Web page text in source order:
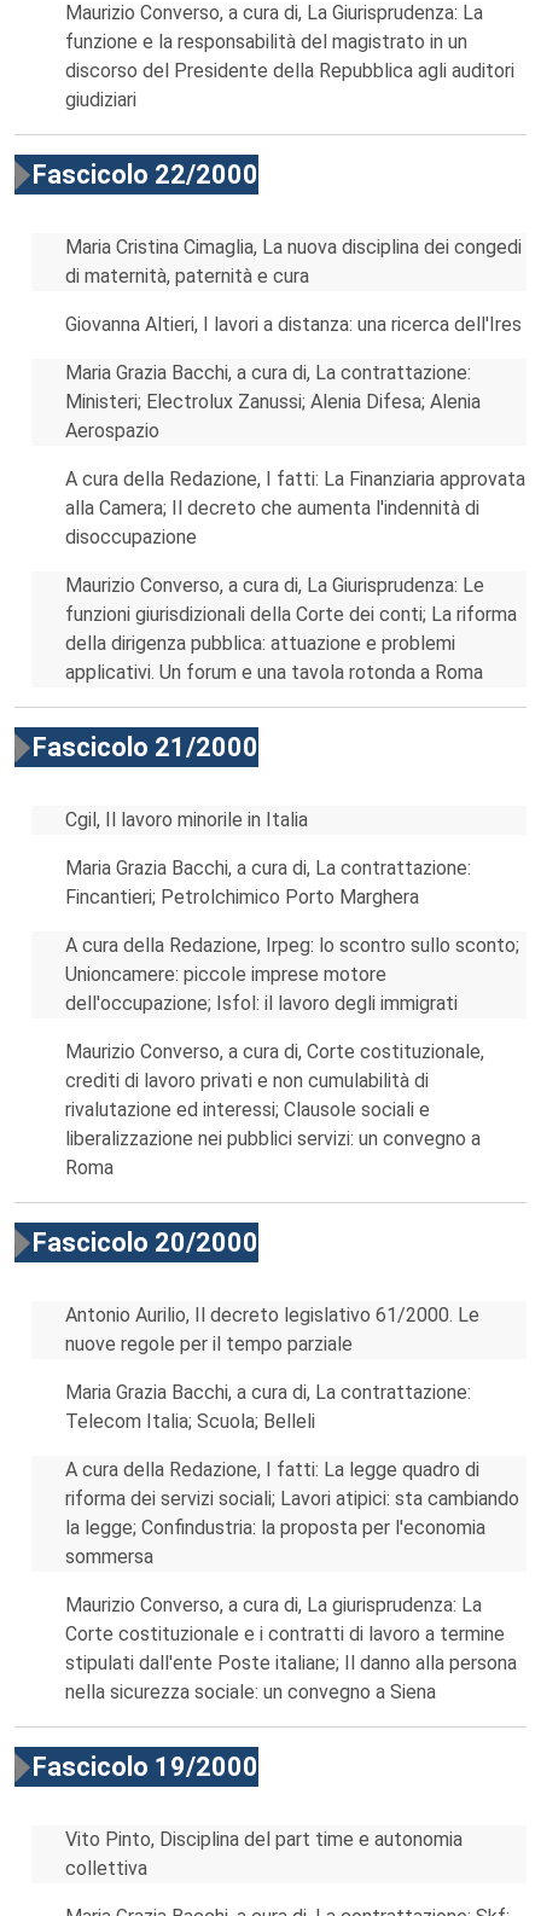
Maurizio Converso, a cura di, La Giurisprudenza: La
funzione e la responsabilità del magistrato in un
discorso del Presidente della Repubblica agli auditori
giudiziari
Fascicolo 22/2000
Maria Cristina Cimaglia, La nuova disciplina dei congedi
di maternità, paternità e cura
Giovanna Altieri, I lavori a distanza: una ricerca dell'Ires
Maria Grazia Bacchi, a cura di, La contrattazione:
Ministeri; Electrolux Zanussi; Alenia Difesa; Alenia
Aerospazio
A cura della Redazione, I fatti: La Finanziaria approvata
alla Camera; Il decreto che aumenta l'indennità di
disoccupazione
Maurizio Converso, a cura di, La Giurisprudenza: Le
funzioni giurisdizionali della Corte dei conti; La riforma
della dirigenza pubblica: attuazione e problemi
applicativi. Un forum e una tavola rotonda a Roma
Fascicolo 21/2000
Cgil, Il lavoro minorile in Italia
Maria Grazia Bacchi, a cura di, La contrattazione:
Fincantieri; Petrolchimico Porto Marghera
A cura della Redazione, Irpeg: lo scontro sullo sconto;
Unioncamere: piccole imprese motore
dell'occupazione; Isfol: il lavoro degli immigrati
Maurizio Converso, a cura di, Corte costituzionale,
crediti di lavoro privati e non cumulabilità di
rivalutazione ed interessi; Clausole sociali e
liberalizzazione nei pubblici servizi: un convegno a
Roma
Fascicolo 20/2000
Antonio Aurilio, Il decreto legislativo 61/2000. Le
nuove regole per il tempo parziale
Maria Grazia Bacchi, a cura di, La contrattazione:
Telecom Italia; Scuola; Belleli
A cura della Redazione, I fatti: La legge quadro di
riforma dei servizi sociali; Lavori atipici: sta cambiando
la legge; Confindustria: la proposta per l'economia
sommersa
Maurizio Converso, a cura di, La giurisprudenza: La
Corte costituzionale e i contratti di lavoro a termine
stipulati dall'ente Poste italiane; Il danno alla persona
nella sicurezza sociale: un convegno a Siena
Fascicolo 19/2000
Vito Pinto, Disciplina del part time e autonomia
collettiva